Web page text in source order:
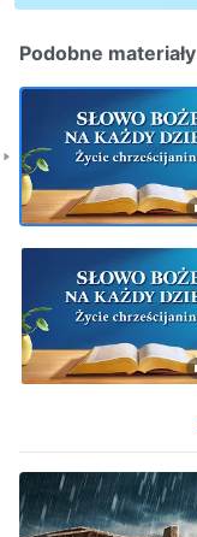
Podobne materiały